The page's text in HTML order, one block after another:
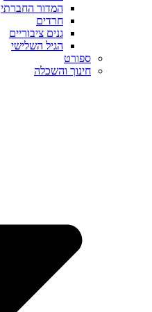
המדור החברתי
חרדים
גנים ציבוריים
הגיל השלישי
ספורט
חינוך והשכלה